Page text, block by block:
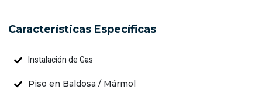
Características Específicas
Instalación de Gas
Piso en Baldosa / Mármol